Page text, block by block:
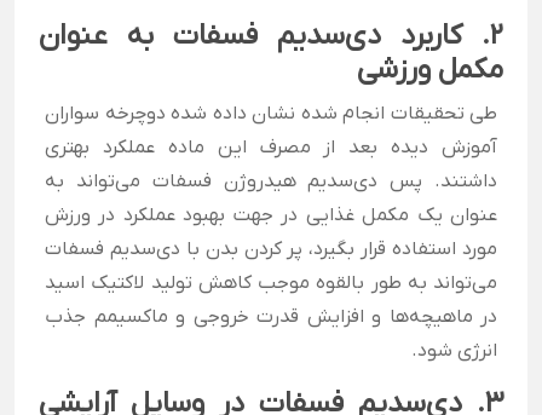
2. کاربرد دی‌سدیم فسفات به عنوان
مکمل ورزشی
طی تحقیقات انجام شده نشان داده شده دوچرخه سواران
آموزش دیده بعد از مصرف این ماده عملکرد بهتری
داشتند. پس دی‌سدیم هیدروژن فسفات می‌تواند به
عنوان یک مکمل غذایی در جهت بهبود عملکرد در ورزش
مورد استفاده قرار بگیرد، پر کردن بدن با دی‌سدیم فسفات
می‌تواند به طور بالقوه موجب کاهش تولید لاکتیک اسید
در ماهیچه‌ها و افزایش قدرت خروجی و ماکسیمم جذب
انرژی شود.
3. دی‌سدیم فسفات در وسایل آرایشی